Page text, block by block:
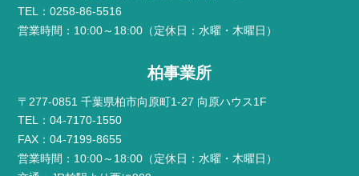
TEL：0258-86-5516
営業時間：10:00～18:00（定休日：水曜・木曜日）
柏事業所
〒277-0851 千葉県柏市向原町1-27 向原ハウス1F
TEL：04-7170-1550
FAX：04-7199-8655
営業時間：10:00～18:00（定休日：水曜・木曜日）